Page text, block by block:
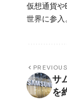
仮想通貨
世界に参入
サ
を